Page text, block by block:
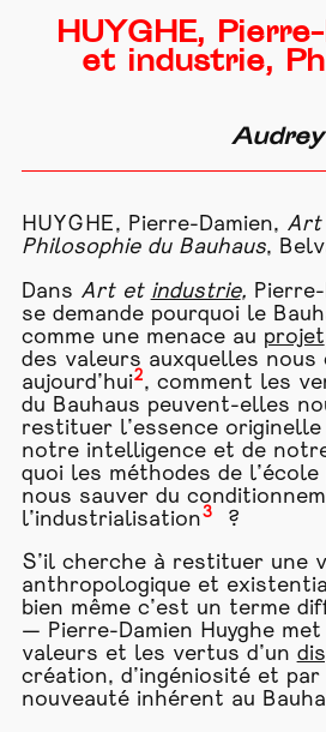
HUYGHE, Pierre-Damien, Art
Philosophie du Bauhaus,
Dans Art et industrie,
se demande pourquoi le
comme une menace au projet
des valeurs auxquelles nous
aujourd’hui2, comment les
du Bauhaus peuvent-elles
restituer l’essence
notre intelligence et de
quoi les méthodes de
nous sauver du
l’industrialisation3 ?
S’il cherche à restituer une
anthropologique et
bien même c’est un terme
— Pierre-Damien Huyghe met
valeurs et les vertus d’un
création, d’ingéniosité et
nouveauté inhérent au
HUYGHE,
et industrie,